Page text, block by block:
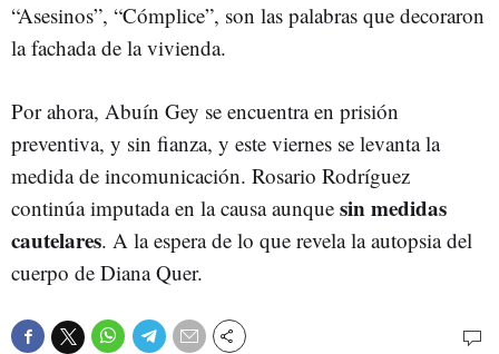
“Asesinos”, “Cómplice”, son las palabras que decoraron
la fachada de la vivienda.
Por ahora, Abuín Gey se encuentra en prisión
preventiva, y sin fianza, y este viernes se levanta la
medida de incomunicación. Rosario Rodríguez
continúa imputada en la causa aunque sin medidas
cautelares. A la espera de lo que revela la autopsia del
cuerpo de Diana Quer.